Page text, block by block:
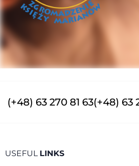
(+48) 63 270 81 63(+48) 63
USEFUL LINKS